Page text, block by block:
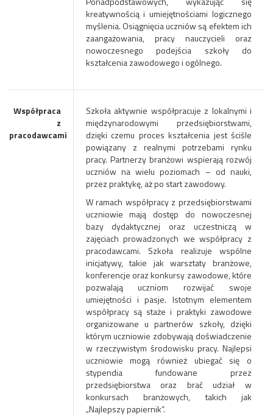
kreatywnością i umiejętnościami logicznego
myślenia. Osiągnięcia uczniów są efektem ich
zaangażowania, pracy nauczycieli oraz
nowoczesnego podejścia szkoły do
kształcenia zawodowego i ogólnego.
Współpraca
z
pracodawcami
Szkoła aktywnie współpracuje z lokalnymi i
międzynarodowymi przedsiębiorstwami,
dzięki czemu proces kształcenia jest ściśle
powiązany z realnymi potrzebami rynku
pracy. Partnerzy branżowi wspierają rozwój
uczniów na wielu poziomach – od nauki,
przez praktykę, aż po start zawodowy.
W ramach współpracy z przedsiębiorstwami
uczniowie mają dostęp do nowoczesnej
bazy dydaktycznej oraz uczestniczą w
zajęciach prowadzonych we współpracy z
pracodawcami. Szkoła realizuje wspólne
inicjatywy, takie jak warsztaty branżowe,
konferencje oraz konkursy zawodowe, które
pozwalają uczniom rozwijać swoje
umiejętności i pasje. Istotnym elementem
współpracy są staże i praktyki zawodowe
organizowane u partnerów szkoły, dzięki
którym uczniowie zdobywają doświadczenie
w rzeczywistym środowisku pracy. Najlepsi
uczniowie mogą również ubiegać się o
stypendia fundowane przez
przedsiębiorstwa oraz brać udział w
konkursach branżowych, takich jak
„Najlepszy papiernik”.